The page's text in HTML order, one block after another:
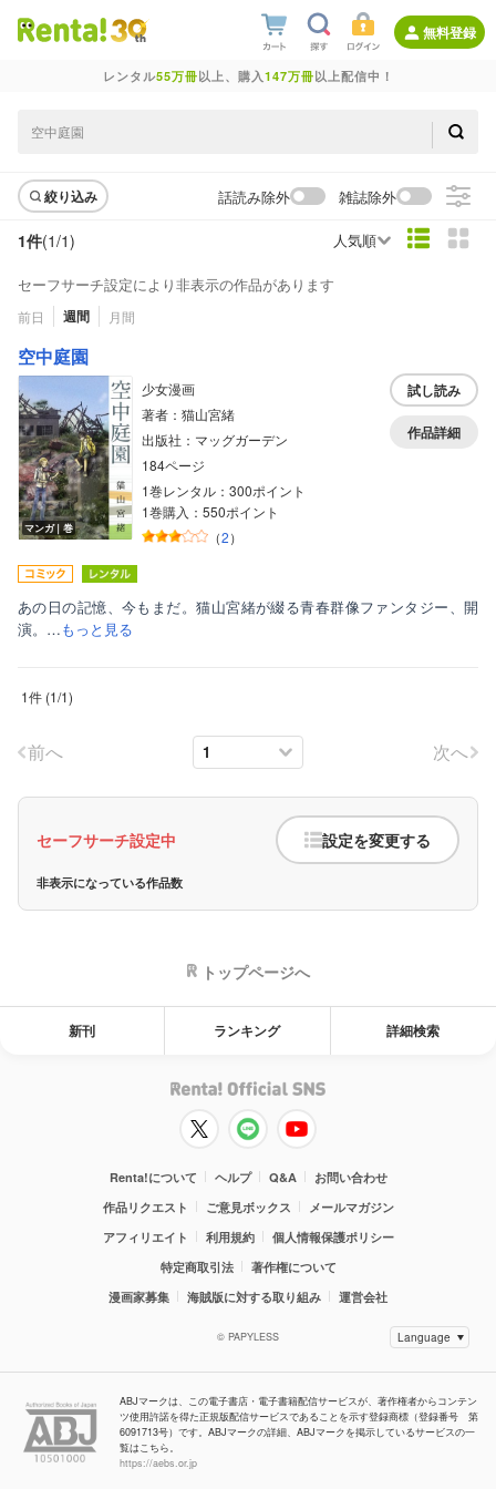
無料登録
レンタル55万冊以上、購入147万冊以上配信中！
絞り込み 話読み除外 雑誌除外
1件(1/1) 人気順
セーフサーチ設定により非表示の作品があります
前日 週間 月間
空中庭園
マンガ｜巻
少女漫画
著者：猫山宮緒
出版社：マッグガーデン
184ページ
1巻レンタル：300ポイント
1巻購入：550ポイント
（2）
試し読み
作品詳細
あの日の記憶、今もまだ。猫山宮緒が綴る青春群像ファンタジー、開
演。…もっと見る
1件 (1/1)
前へ 次へ
セーフサーチ設定中 設定を変更する
非表示になっている作品数
女性写真集
トップページへ
新刊 ランキング 詳細検索
Renta!について ヘルプ Q&A
お問い合わせ
作品リクエスト
ご意見ボックス
メールマガジン
アフィリエイト
利用規約
個人情報保護ポリシー
特定商取引法
著作権について
漫画家募集
海賊版に対する取り組み 運営会社
© PAPYLESS
ABJマークは、この電子書店・電子書籍配信サービスが、著作権者からコンテン
ツ使用許諾を得た正規版配信サービスであることを示す登録商標（登録番号 第
6091713号）です。ABJマークの詳細、ABJマークを掲示しているサービスの一
覧はこちら。
https://aebs.or.jp